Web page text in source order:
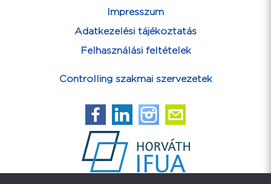
Impresszum
Adatkezelési tájékoztatás
Felhasználási feltételek
Controlling szakmai szervezetek